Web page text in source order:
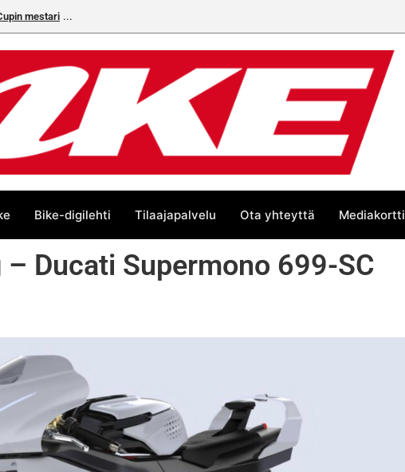
mestari
Bike-digilehti Tilaajapalvelu Ota yhteyttä Mediakortti
Ducati Supermono 699-SC